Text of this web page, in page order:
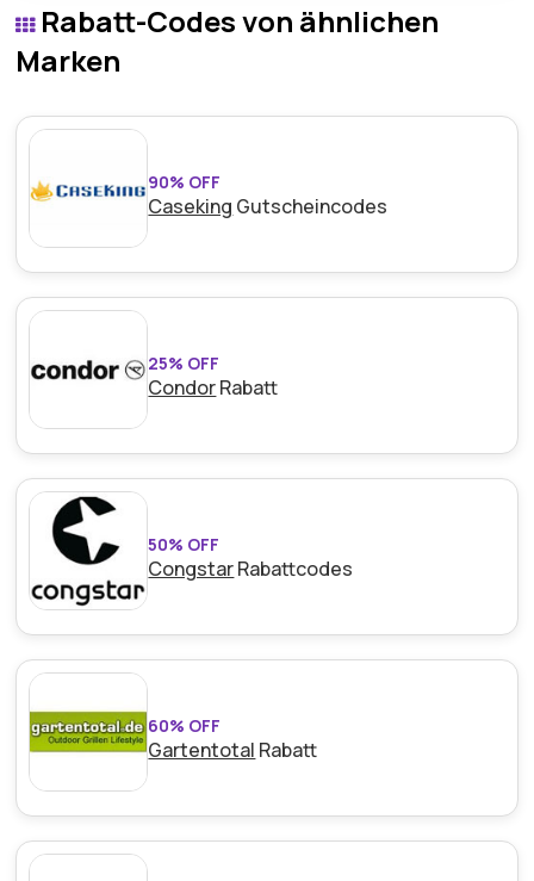
einem wettbewerbsfähigen Preis.
Rabatt-Codes von ähnlichen
Marken
90% OFF
Caseking Gutscheincodes
25% OFF
CondorRabatt
50% OFF
CongstarRabattcodes
60% OFF
Gartentotal Rabatt